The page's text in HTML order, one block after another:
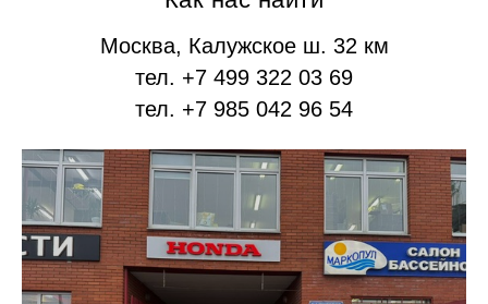
Москва, Калужское ш. 32 км
тел. +7 499 322 03 69
тел. +7 985 042 96 54